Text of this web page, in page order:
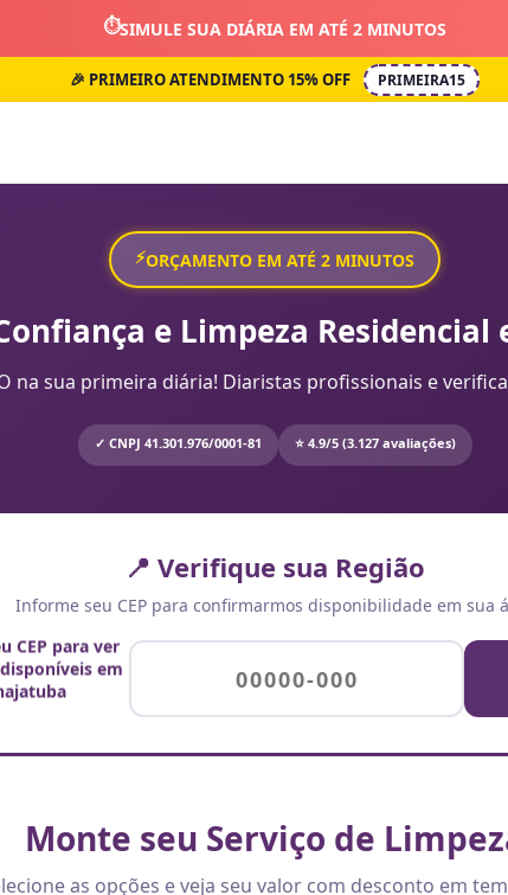
⏱️SIMULE SUA DIÁRIA EM ATÉ 2 MINUTOS
🎉 PRIMEIRO ATENDIMENTO 15% OFF PRIMEIRA15
⚡ORÇAMENTO EM ATÉ 2 MINUTOS
e Limpeza Residencial
na sua primeira diária! Diaristas profissionais e
✓ CNPJ 41.301.976/0001-81 ⭐ 4.9/5 (3.127 avaliações)
📍 Verifique sua Região
Informe seu CEP para confirmarmos disponibilidade em sua
CEP para ver
em
Monte seu Serviço de
as opções e veja seu valor com desconto em